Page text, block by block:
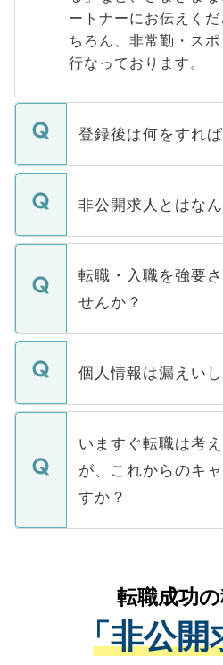
ートナーにお伝えく
ちろん、非常勤・ス
行なっております。
登録後は何をすれ
ご登録いただきまし
登録内容を確認し、
ます。通常、5営業日
いただきますので、
非公開求人とはな
マイナビDOCTORで
うち約3割は、Webサ
けない「非公開求人
下記の理由によって
ません。
■応募殺到を避けるた
関を公にしてしまう
に、医療機関が求め
みを人材紹介会社に
ています。
転職・入職を強要
せんか？
転職・入職を強要す
ん。また、仮に応募
定を承諾する必要は
の辞退の連絡はキャ
個人情報は漏えい
個人情報が漏えいす
で、ご安心ください
などで収集したご登
ご本人のキャリアア
支援を目的に使用い
ているすべての個人
は、個人情報の取り
管理基準を満たした
る、プライバシーマ
いますぐ転職は考
が、これからのキ
すか？
かがいして、現在の
経験をまじえながら
させていただきます
ない方には、長期的
転職成功
「非公開